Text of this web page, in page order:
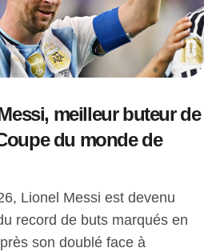
meilleur buteur de
du monde de
Lionel Messi est devenu
record de buts marqués en
son doublé face à